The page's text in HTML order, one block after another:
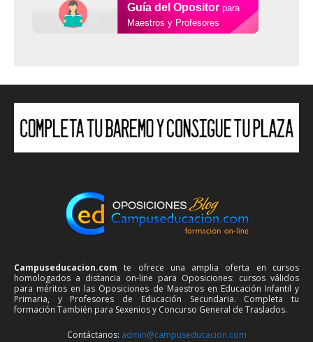
Guía del Opositor para
Maestros y Profesores
Campuseducacion.com te ofrece una amplia oferta en cursos
homologados a distancia on-line para Oposiciones: cursos válidos
para méritos en las Oposiciones de Maestros en Educación Infantil y
Primaria, y Profesores de Educación Secundaria. Completa tu
formación También para Sexenios y Concurso General de Traslados.
Contáctanos: admin@campuseducacion.com